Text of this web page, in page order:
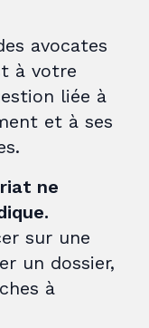
avocates
à votre
liée à
et à ses
ne
sur une
un dossier,
à